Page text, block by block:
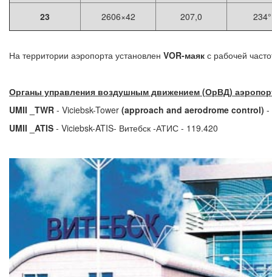
23 2606×42 207,0 234°
На территории аэропорта установлен VOR-маяк с рабочей
Органы управления воздушным движением (ОрВД)
UMII
_TWR - Viciebsk-Tower (approach and aerodrome control) -
UMII
_ATIS - Viciebsk-ATIS- Витебск -АТИС - 119.420